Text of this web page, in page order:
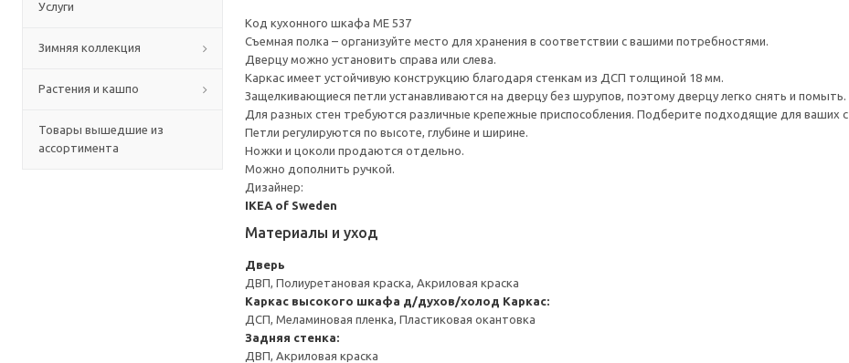
Услуги
Зимняя коллекция
Растения и кашпо
Товары вышедшие из
ассортимента
Код кухонного шкафа ME 537
Съемная полка – организуйте место для хранения в соответствии с вашими потребностями.
Дверцу можно установить справа или слева.
Каркас имеет устойчивую конструкцию благодаря стенкам из ДСП толщиной 18 мм.
Защелкивающиеся петли устанавливаются на дверцу без шурупов, поэтому дверцу легко снять и помыть.
Для разных стен требуются различные крепежные приспособления. Подберите подходящие для ваших
Петли регулируются по высоте, глубине и ширине.
Ножки и цоколи продаются отдельно.
Можно дополнить ручкой.
Дизайнер:
IKEA of Sweden
Материалы и уход
Дверь
ДВП, Полиуретановая краска, Акриловая краска
Каркас высокого шкафа д/духов/холод Каркас:
ДСП, Меламиновая пленка, Пластиковая окантовка
Задняя стенка:
ДВП, Акриловая краска